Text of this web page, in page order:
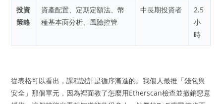
投資
策略
資產配置、定期定額法、幣
種基本面分析、風險控管
中長期投資者
2.5
小
時
從表格可以看出，課程設計是循序漸進的。我個人最推「錢包與
安全」那個單元，因為裡面教了怎麼用Etherscan檢查並撤銷惡意